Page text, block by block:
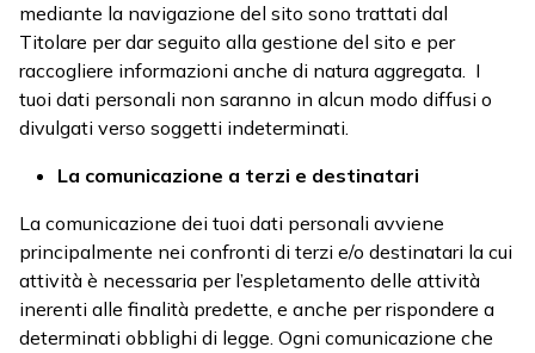
mediante la navigazione del sito sono trattati dal
Titolare per dar seguito alla gestione del sito e per
raccogliere informazioni anche di natura aggregata. I
tuoi dati personali non saranno in alcun modo diffusi o
divulgati verso soggetti indeterminati.
La comunicazione a terzi e destinatari
La comunicazione dei tuoi dati personali avviene
principalmente nei confronti di terzi e/o destinatari la cui
attività è necessaria per l’espletamento delle attività
inerenti alle finalità predette, e anche per rispondere a
determinati obblighi di legge. Ogni comunicazione che